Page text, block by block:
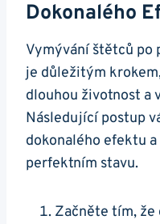
Dokonalého
Vymývání štětců po
je důležitým
dlouhou životnost a
Následující postup
dokonalého efektu
perfektním ⁤stavu.
Začněte tím,